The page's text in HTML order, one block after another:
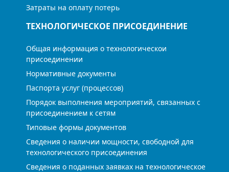
Затраты на оплату потерь
ТЕХНОЛОГИЧЕСКОЕ ПРИСОЕДИНЕНИЕ
Общая информация о технологическои
присоединении
Нормативные документы
Паспорта услуг (процессов)
Порядок выполнения мероприятий, связанных с
присоединением к сетям
Типовые формы документов
Сведения о наличии мощности, свободной для
технологического присоединения
Сведения о поданных заявках на технологическое